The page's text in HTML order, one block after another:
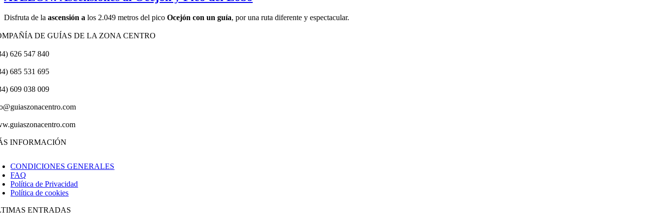
Disfruta de la ascensión a los 2.049 metros del pico Ocejón con un guía, por una ruta diferente y espectacular.
DE GUÍAS DE LA ZONA CENTRO
626 547 840
685 531 695
609 038 009
INFORMACIÓN
CONDICIONES GENERALES
FAQ
Política de Privacidad
Política de cookies
ENTRADAS